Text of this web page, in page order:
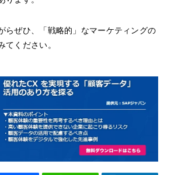
らぜひ、「戦略的」なマーケティングの
てください。